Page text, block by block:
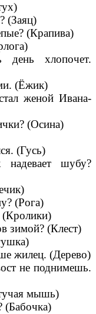
(Заяц)
(Крапива)
день хлопочет.
(Ёжик)
женой Ивана-
(Осина)
(Гусь)
шубу?
(Рога)
(Кролики)
зимой? (Клест)
жилец. (Дерево)
не поднимешь.
мышь)
(Бабочка)